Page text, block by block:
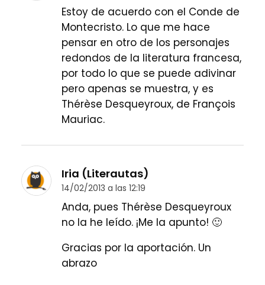
Estoy de acuerdo con el Conde de
Montecristo. Lo que me hace
pensar en otro de los personajes
redondos de la literatura francesa,
por todo lo que se puede adivinar
pero apenas se muestra, y es
Thérèse Desqueyroux, de François
Mauriac.
Iria (Literautas)
14/02/2013 a las 12:19
Anda, pues Thérèse Desqueyroux
no la he leído. ¡Me la apunto! 🙂
Gracias por la aportación. Un
abrazo